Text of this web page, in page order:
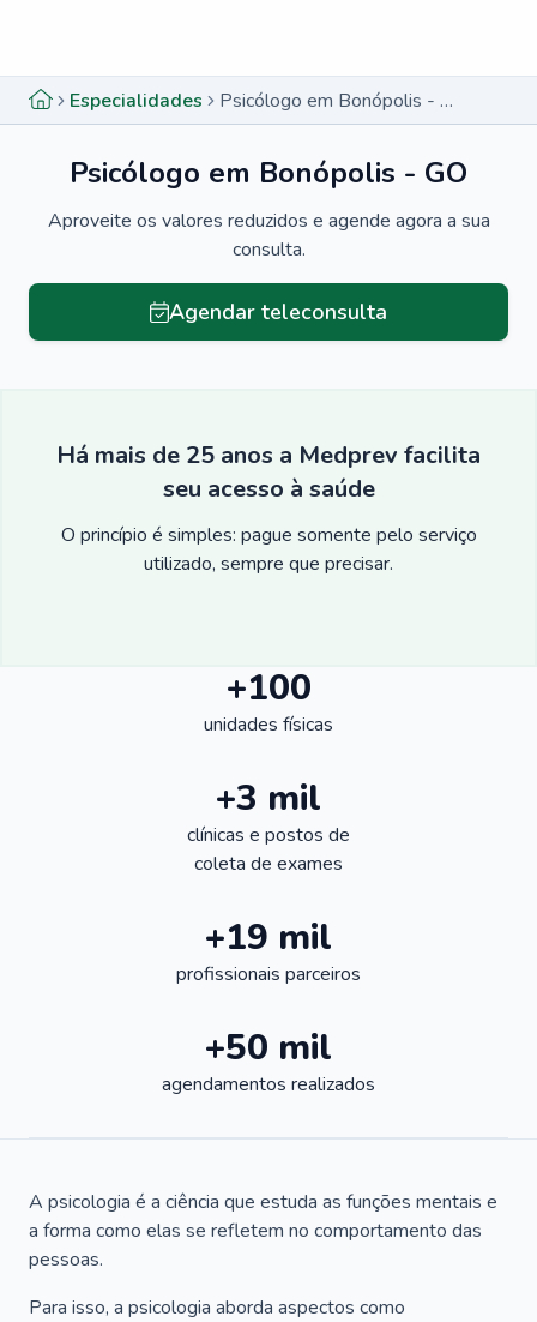
Especialidades Psicólogo em Bonópolis - GO
Psicólogo em Bonópolis - GO
Aproveite os valores reduzidos e agende agora a sua
consulta.
Agendar teleconsulta
Há mais de 25 anos a Medprev facilita
seu acesso à saúde
O princípio é simples: pague somente pelo serviço
utilizado, sempre que precisar.
+100
unidades físicas
+3 mil
clínicas e postos de
coleta de exames
+19 mil
profissionais parceiros
+50 mil
agendamentos realizados
A psicologia é a ciência que estuda as funções mentais e
a forma como elas se refletem no comportamento das
pessoas.
Para isso, a psicologia aborda aspectos como